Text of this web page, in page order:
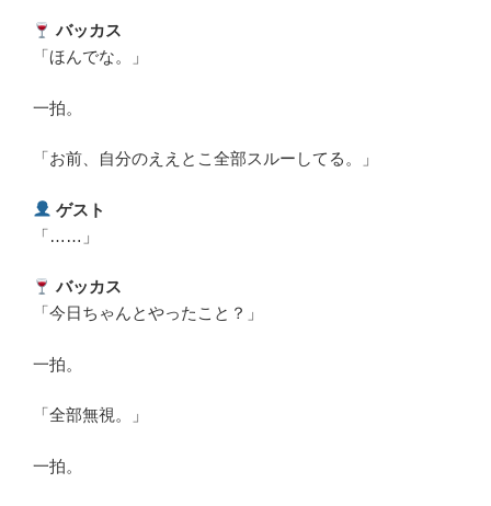
バッカス
「ほんでな。」
一拍。
「お前、自分のええとこ全部スルーしてる。」
ゲスト
「……」
バッカス
「今日ちゃんとやったこと？」
一拍。
「全部無視。」
一拍。